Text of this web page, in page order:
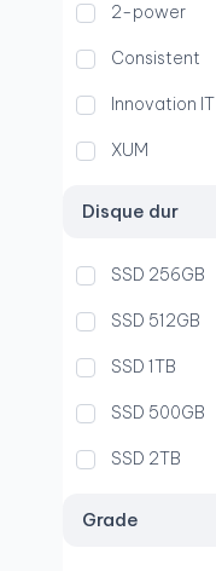
2-power
Consistent
Innovation IT
XUM
Disque dur
SSD 256GB
SSD 512GB
SSD 1TB
SSD 500GB
SSD 2TB
Grade